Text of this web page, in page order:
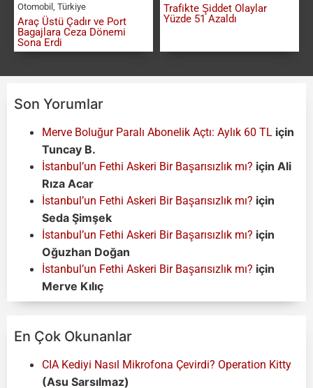
Otomobil Türkiye
Araç Üstü Çadır ve Port
Bagajlara Ceza Dönemi
Sona Erdi
Trafikte Şiddet Olaylar
Yüzde 51 Azaldı
Son Yorumlar
Merve Boluğur Paralı Abonelik Açtı: Aylık 60 TL için
Tuncay B.
İstanbul’un Fethi Askeri Bir Başarısızlık mı? için Ali
Rıza Acar
İstanbul’un Fethi Askeri Bir Başarısızlık mı? için
Seda Şimşek
İstanbul’un Fethi Askeri Bir Başarısızlık mı? için
Oğuzhan Doğan
İstanbul’un Fethi Askeri Bir Başarısızlık mı? için
Merve Kılıç
En Çok Okunanlar
CIA Kediyi Nasıl Mikrofona Çevirdi? Operation Kitty
(Asu Sarsılmaz)